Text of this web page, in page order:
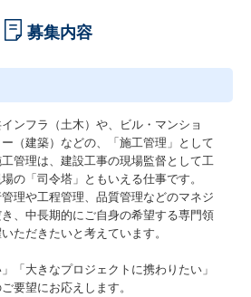
募集内容
ンフラ（土木）や、ビル・マンショ
（建築）などの、「施工管理」として
管理は、建設工事の現場監督として工
の「司令塔」ともいえる仕事です。
理や工程管理、品質管理などのマネジ
、中長期的にご自身の希望する専門領
ただきたいと考えています。
「大きなプロジェクトに携わりたい」
要望にお応えします。